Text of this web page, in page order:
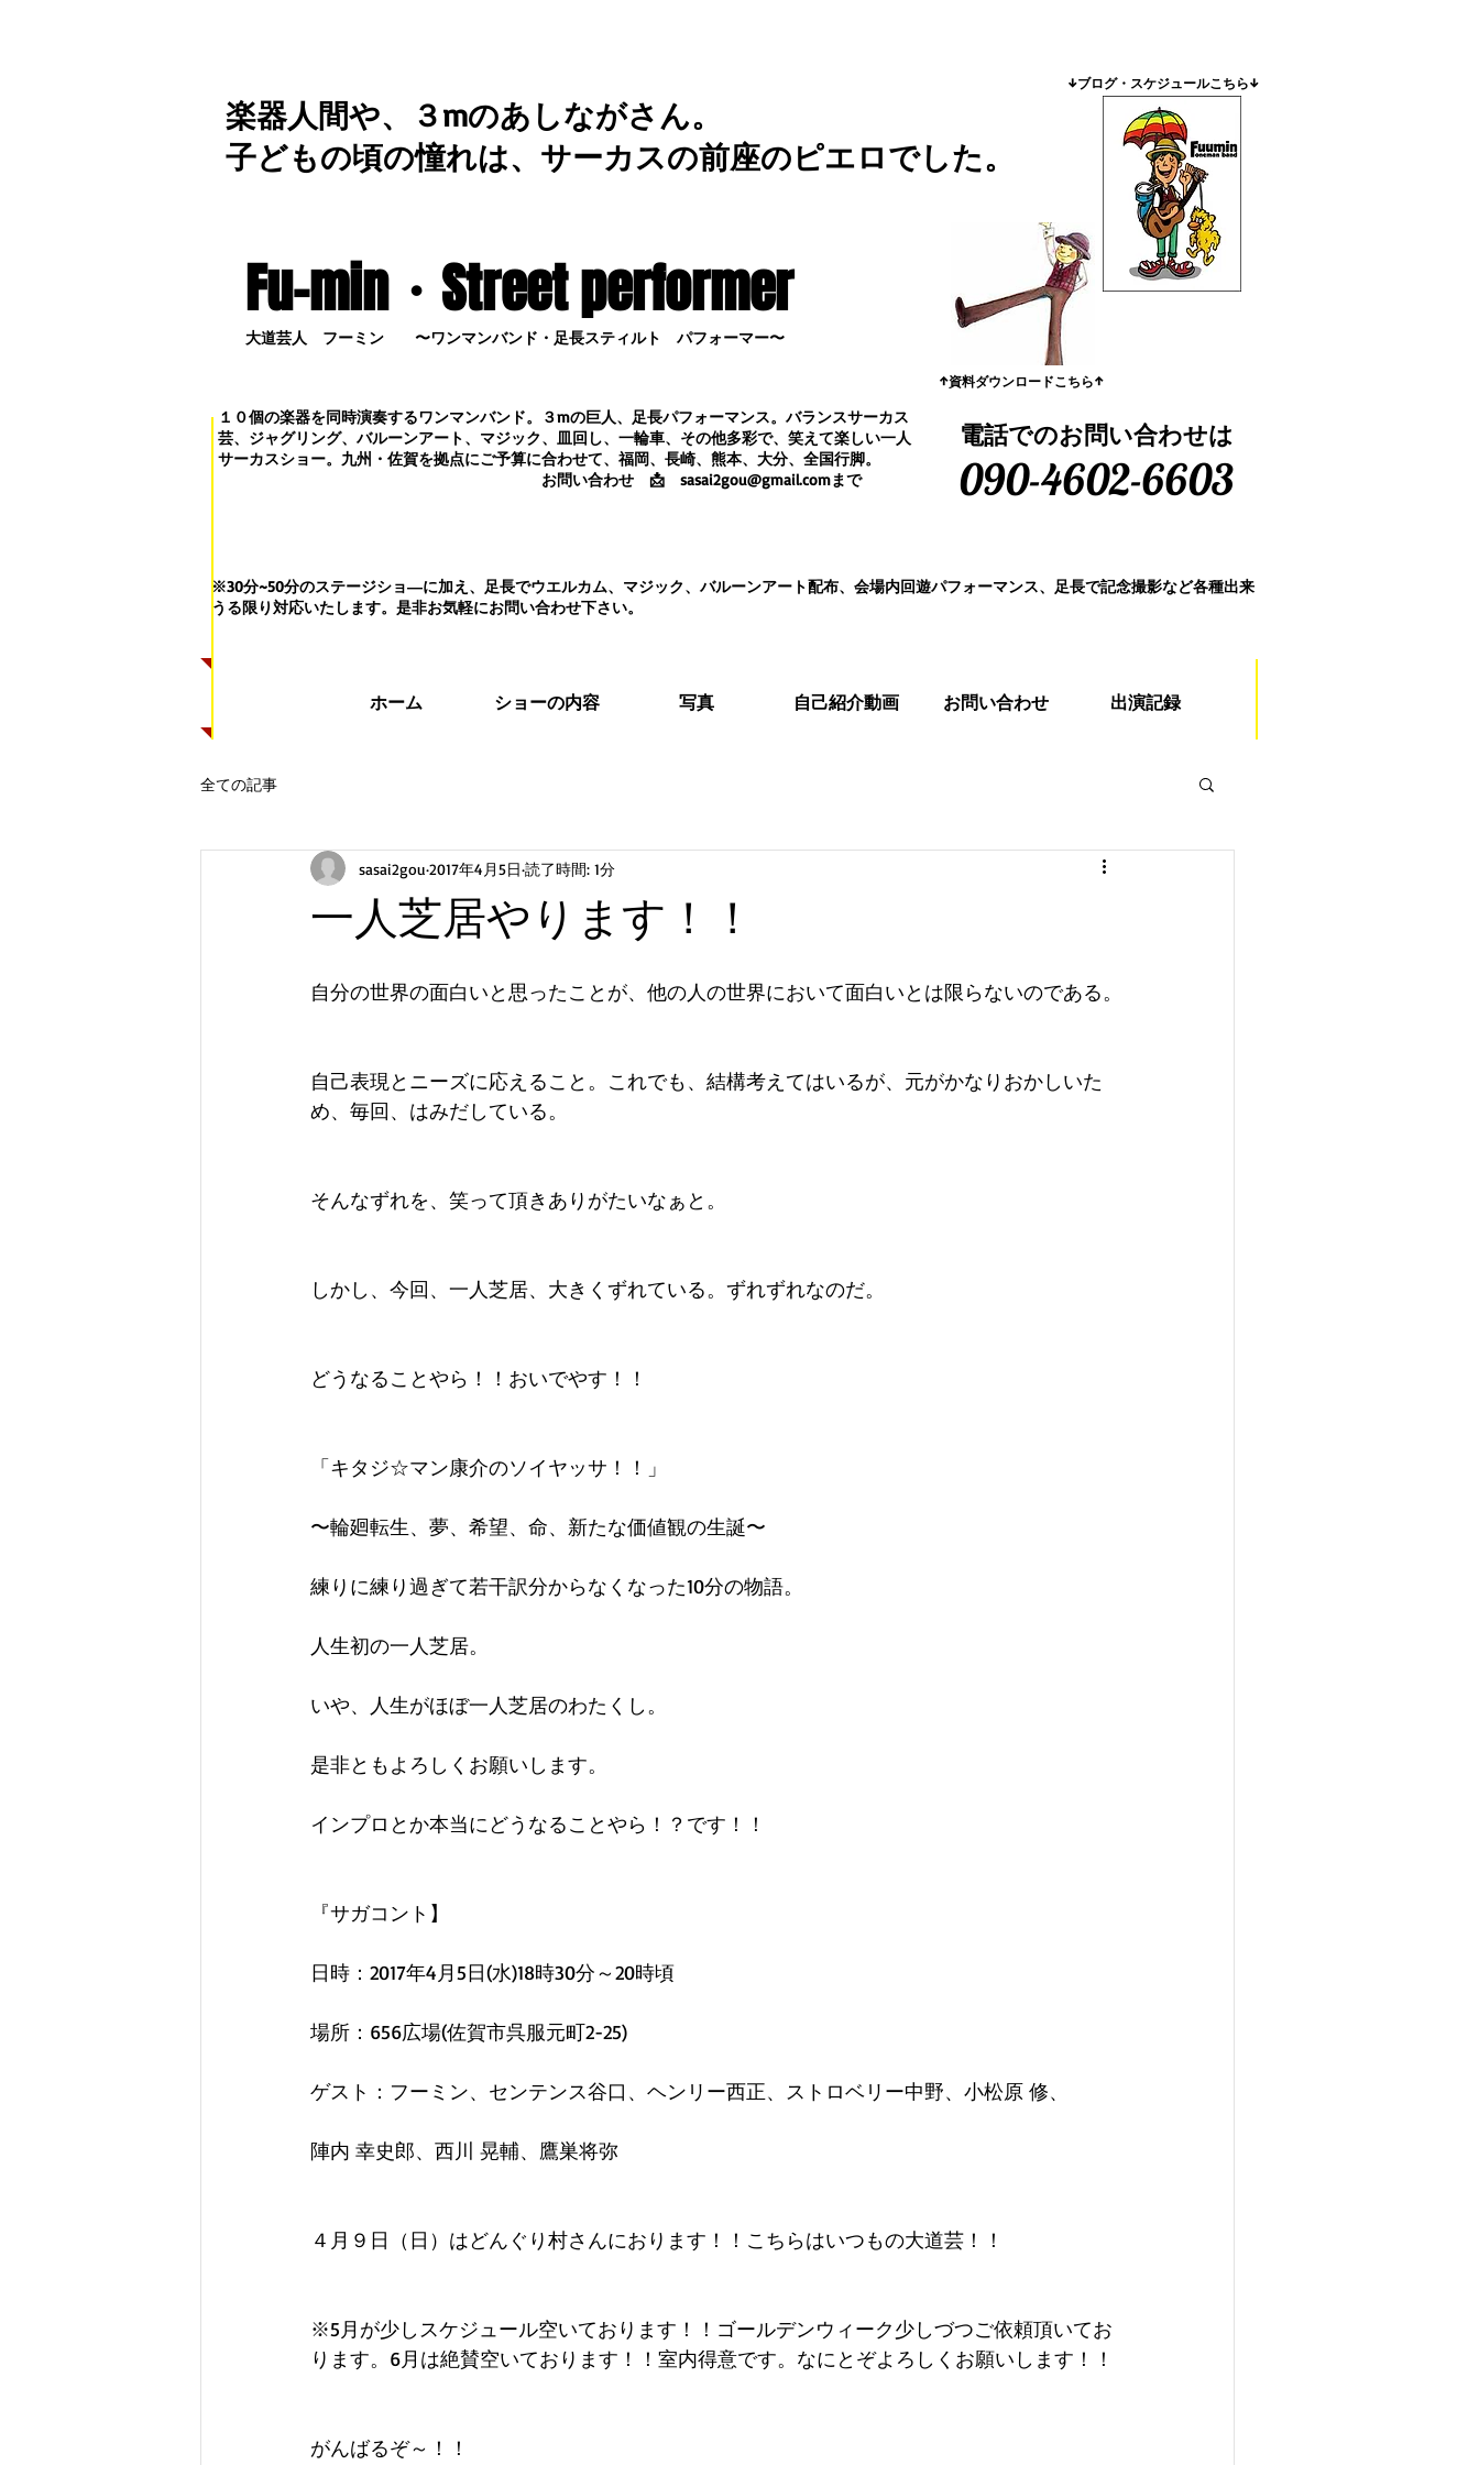
​↓ブログ・スケジュールこちら↓
楽器人間や、３mのあしながさん。
子どもの頃の憧れは、サーカスの前座のピエロでした。
Fu-min・Street performer
大道芸人 フーミン 〜ワンマンバンド・足長スティルト パフォーマー〜
​↑資料ダウンロードこちら↑
１０個の楽器を同時演奏するワンマンバンド。３mの巨人、足長パフォーマンス。 バランスサーカス
芸、ジャグリング、バルーンアート、マジック、皿回し、一輪車、その他多彩で、笑えて楽しい一人
サーカスショー。九州・佐賀を拠点にご予算に合わせて、福岡、長崎、熊本、大分、全国行脚。
お問い合わせ 📩 sasai2gou@gmail.comまで
電話でのお問い合わせは
090-4602-6603
※30分~50分のステージショ―に加え、足長でウエルカム、マジック、バルーンアート配布、会場内回遊パフォーマンス、足長で記念撮影など各種出来
うる限り対応いたします。 是非お気軽にお問い合わせ下さい。
ホーム ショーの内容 写真 自己紹介動画 お問い合わせ 出演記録
全ての記事
一人芝居やります！！
sasai2gou 2017年4月5日 読了時間: 1分
自分の世界の面白いと思ったことが、他の人の世界において面白いとは限らないのである。
自己表現とニーズに応えること。これでも、結構考えてはいるが、元がかなりおかしいた
め、毎回、はみだしている。
そんなずれを、笑って頂きありがたいなぁと。
しかし、今回、一人芝居、大きくずれている。ずれずれなのだ。
どうなることやら！！おいでやす！！
「キタジ☆マン康介のソイヤッサ！！」
〜輪廻転生、夢、希望、命、新たな価値観の生誕〜
練りに練り過ぎて若干訳分からなくなった10分の物語。
人生初の一人芝居。
いや、人生がほぼ一人芝居のわたくし。
是非ともよろしくお願いします。
インプロとか本当にどうなることやら！？です！！
『サガコント】
日時：2017年4月5日(水)18時30分～20時頃
場所：656広場(佐賀市呉服元町2-25)
ゲスト：フーミン、センテンス谷口、ヘンリー西正、ストロベリー中野、小松原 修、
陣内 幸史郎、西川 晃輔、鷹巣将弥
４月９日（日）はどんぐり村さんにおります！！こちらはいつもの大道芸！！
※5月が少しスケジュール空いております！！ゴールデンウィーク少しづつご依頼頂いてお
ります。6月は絶賛空いております！！室内得意です。なにとぞよろしくお願いします！！
がんばるぞ～！！